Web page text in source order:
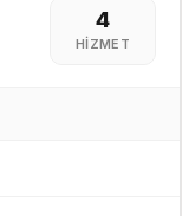
4
HIZMET